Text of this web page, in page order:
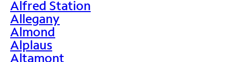
Alfred Station
Allegany
Almond
Alplaus
Altamont